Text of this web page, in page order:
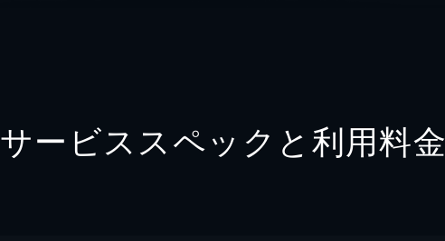
サービススペックと利用料金